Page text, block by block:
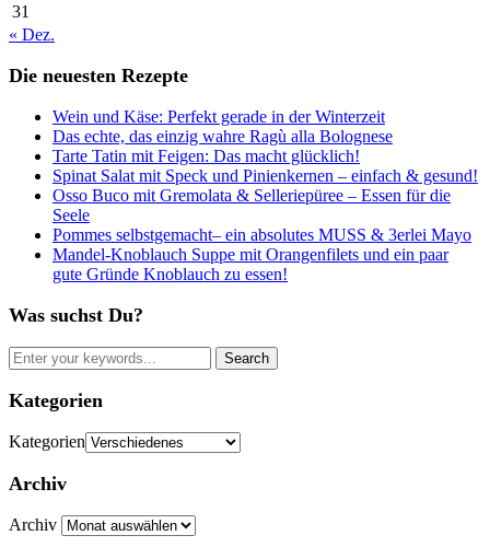
31
« Dez.
Die neuesten Rezepte
Wein und Käse: Perfekt gerade in der Winterzeit
Das echte, das einzig wahre Ragù alla Bolognese
Tarte Tatin mit Feigen: Das macht glücklich!
Spinat Salat mit Speck und Pinienkernen – einfach & gesund!
Osso Buco mit Gremolata & Selleriepüree – Essen für die
Seele
Pommes selbstgemacht– ein absolutes MUSS & 3erlei Mayo
Mandel-Knoblauch Suppe mit Orangenfilets und ein paar
gute Gründe Knoblauch zu essen!
Was suchst Du?
Kategorien
Kategorien
Archiv
Archiv